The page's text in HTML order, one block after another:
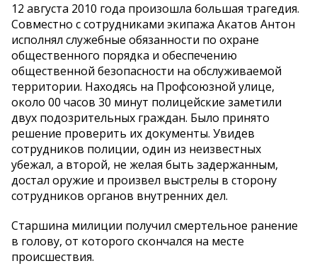
12 августа 2010 года произошла большая трагедия.
Совместно с сотрудниками экипажа Акатов Антон
исполнял служебные обязанности по охране
общественного порядка и обеспечению
общественной безопасности на обслуживаемой
территории. Находясь на Профсоюзной улице,
около 00 часов 30 минут полицейские заметили
двух подозрительных граждан. Было принято
решение проверить их документы. Увидев
сотрудников полиции, один из неизвестных
убежал, а второй, не желая быть задержанным,
достал оружие и произвел выстрелы в сторону
сотрудников органов внутренних дел.
Старшина милиции получил смертельное ранение
в голову, от которого скончался на месте
происшествия.